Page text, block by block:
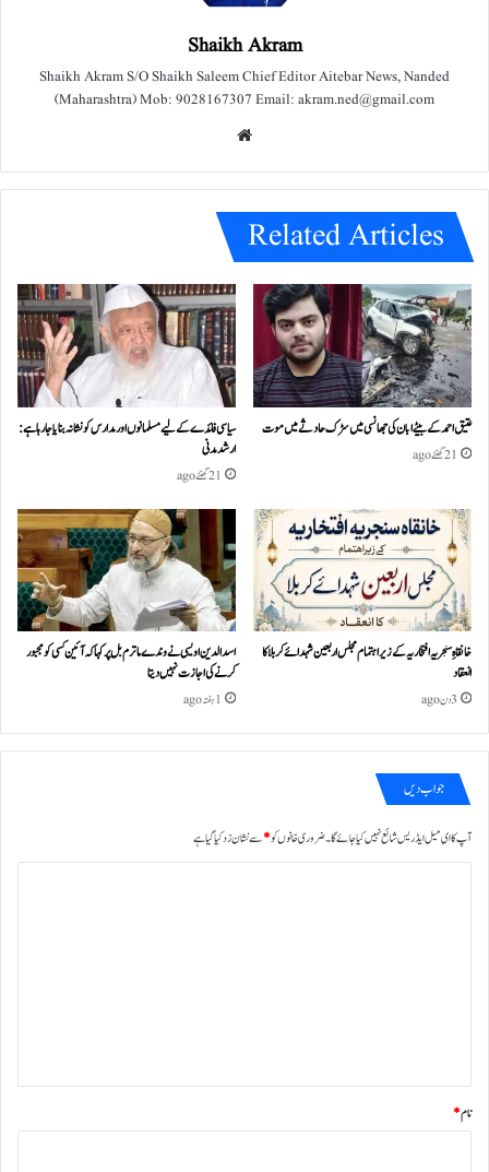
Shaikh Akram
Shaikh Akram S/O Shaikh Saleem Chief Editor Aitebar News, Nanded
(Maharashtra) Mob: 9028167307 Email: akram.ned@gmail.com
e
Related Articles
عتیق احمد کے بیٹے ابان کی جھانسی میں سڑک حادثے میں موت
21 گھنٹے ago
سیاسی فائدے کے لیے مسلمانوں اور مدارس کو نشانہ بنایا جا رہا ہے:
ارشد مدنی
21 گھنٹے ago
خانقاہِ سنجریہ افتخاریہ کے زیراہتمام مجلس اربعین شہدائے کربلا کا
انعقاد
3 دن ago
اسد الدین اویسی نے وندے ماترم بل پر کہا کہ آئین کسی کو مجبور
کرنے کی اجازت نہیں دیتا
1 ہفتہ ago
جواب دیں
آپ کا ای میل ایڈریس شائع نہیں کیا جائے گا۔ضروری خانوں کو*سے نشان زد کیا گیا ہے
نام*